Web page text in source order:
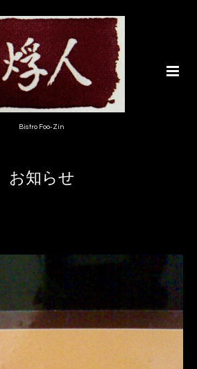
Bistro Foo-Zin
お知らせ